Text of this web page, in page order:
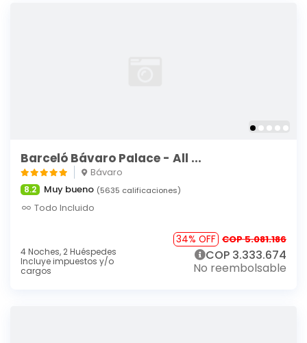
Barceló Bávaro Palace - All ...
Bávaro
8.2 Muy bueno (5635 calificaciones)
Todo Incluido
4 Noches, 2 Huéspedes
Incluye impuestos y/o
cargos
34% OFF COP 5.081.186
COP 3.333.674
No reembolsable